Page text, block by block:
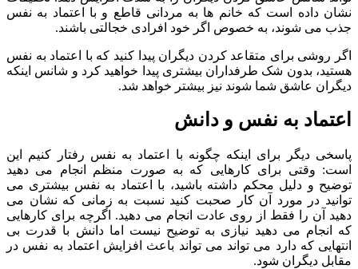
نشان داده است که خانم ها به مردانی قاطع و با اعتماد به نفس
جذب می شوند، به خصوص اگر خود افرادی خجالتی باشند.
اگر روشی برای متقاعد کردن دیگران پیدا کنید که با اعتماد به نفس
هستید، بدون شک طرفداران بیشتری پیدا خواهید کرد و شانس اینکه
دیگران عاشق شما شوند نیز بیشتر خواهد شد.
اعتماد به نفس و دانش
پاسخی دیگر برای اینکه چگونه با اعتماد به نفس رفتار کنیم این
است: وقتی برای کارهایی که به صورت منظم انجام می دهید
توضیح و دلیل محکم داشته باشید، با اعتماد به نفس بیشتری می
توانید در مورد آن کار صحبت کنید نسبت به زمانی که نشان می
دهید آن را فقط از روی عادت انجام می دهید. اگرچه برای کارهایی
که انجام می دهید نیازی به توضیح نیست اما دانش با قدرت بی
انتهایی که دارد می تواند می تواند باعث افزایش اعتماد به نفس در
مقابل دیگران شود.